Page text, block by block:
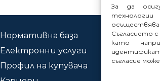
За да
Съгласието
като
съгласие
Нормативна база
Електронни услуги
Профил на купувача